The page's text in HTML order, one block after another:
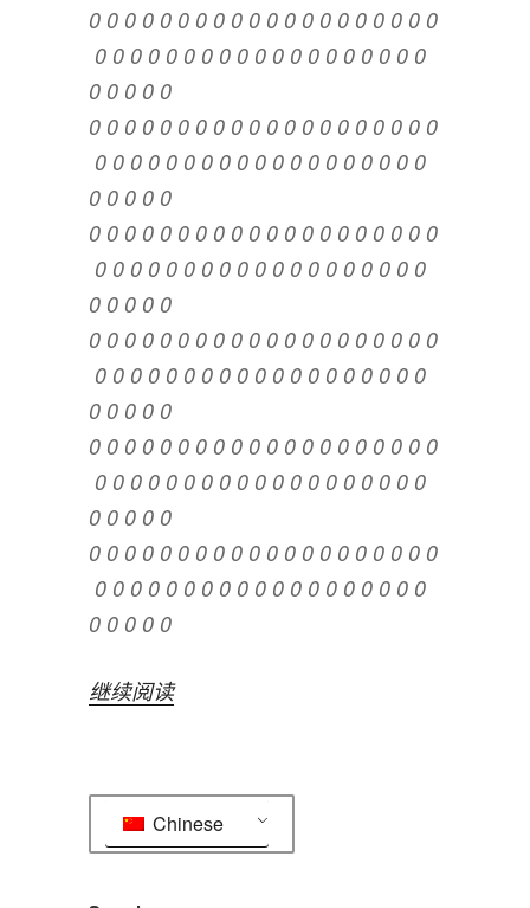
0 0 0 0 0 0 0 0 0 0 0 0 0 0 0 0 0 0 0 0
0 0 0 0 0 0 0 0 0 0 0 0 0 0 0 0 0 0 0
0 0 0 0 0
0 0 0 0 0 0 0 0 0 0 0 0 0 0 0 0 0 0 0 0
0 0 0 0 0 0 0 0 0 0 0 0 0 0 0 0 0 0 0
0 0 0 0 0
0 0 0 0 0 0 0 0 0 0 0 0 0 0 0 0 0 0 0 0
0 0 0 0 0 0 0 0 0 0 0 0 0 0 0 0 0 0 0
0 0 0 0 0
0 0 0 0 0 0 0 0 0 0 0 0 0 0 0 0 0 0 0 0
0 0 0 0 0 0 0 0 0 0 0 0 0 0 0 0 0 0 0
0 0 0 0 0
0 0 0 0 0 0 0 0 0 0 0 0 0 0 0 0 0 0 0 0
0 0 0 0 0 0 0 0 0 0 0 0 0 0 0 0 0 0 0
0 0 0 0 0
0 0 0 0 0 0 0 0 0 0 0 0 0 0 0 0 0 0 0 0
0 0 0 0 0 0 0 0 0 0 0 0 0 0 0 0 0 0 0
0 0 0 0 0
继续阅读“小
见
了”
Chinese